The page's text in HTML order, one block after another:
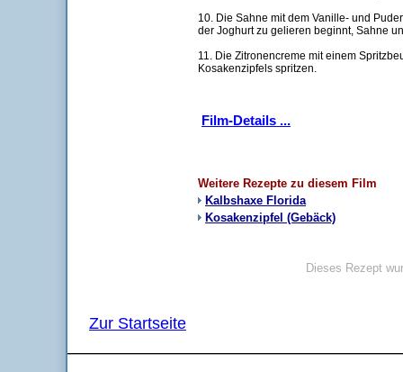
10. Die Sahne mit dem Vanille- und
der Joghurt zu gelieren beginnt, Sahne
11. Die Zitronencreme mit einem
Kosakenzipfels spritzen.
Film-Details ...
Weitere Rezepte zu diesem Film
Kalbshaxe Florida
Kosakenzipfel (Gebäck)
Dieses Rezept
Zur Startseite